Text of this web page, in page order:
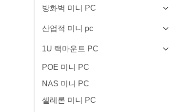
방화벽 미니 PC
산업적 미니 pc
1U 랙마운트 PC
POE 미니 PC
NAS 미니 PC
셀레론 미니 PC